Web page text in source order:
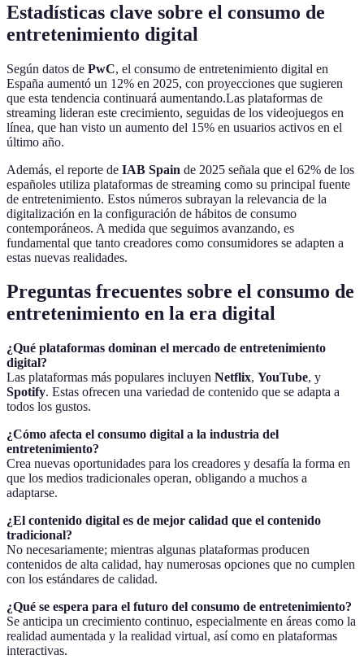
Estadísticas clave sobre el consumo de
entretenimiento digital
Según datos de PwC, el consumo de entretenimiento digital en
España aumentó un 12% en 2025, con proyecciones que sugieren
que esta tendencia continuará aumentando.Las plataformas de
streaming lideran este crecimiento, seguidas de los videojuegos en
línea, que han visto un aumento del 15% en usuarios activos en el
último año.
Además, el reporte de IAB Spain de 2025 señala que el 62% de los
españoles utiliza plataformas de streaming como su principal fuente
de entretenimiento. Estos números subrayan la relevancia de la
digitalización en la configuración de hábitos de consumo
contemporáneos. A medida que seguimos avanzando, es
fundamental que tanto creadores como consumidores se adapten a
estas nuevas realidades.
Preguntas frecuentes sobre el consumo de
entretenimiento en la era digital
¿Qué plataformas dominan el mercado de entretenimiento
digital?
Las plataformas más populares incluyen Netflix, YouTube, y
Spotify. Estas ofrecen una variedad de contenido que se adapta a
todos los gustos.
¿Cómo afecta el consumo digital a la industria del
entretenimiento?
Crea nuevas oportunidades para los creadores y desafía la forma en
que los medios tradicionales operan, obligando a muchos a
adaptarse.
¿El contenido digital es de mejor calidad que el contenido
tradicional?
No necesariamente; mientras algunas plataformas producen
contenidos de alta calidad, hay numerosas opciones que no cumplen
con los estándares de calidad.
¿Qué se espera para el futuro del consumo de entretenimiento?
Se anticipa un crecimiento continuo, especialmente en áreas como la
realidad aumentada y la realidad virtual, así como en plataformas
interactivas.